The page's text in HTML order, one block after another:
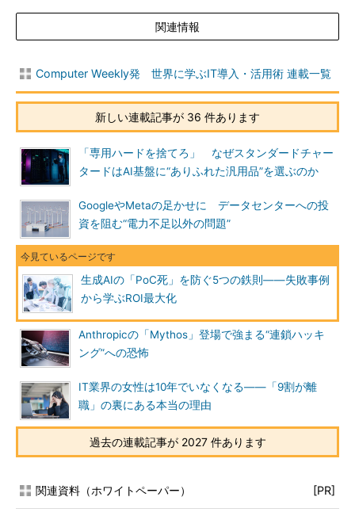
関連情報
Computer Weekly発 世界に学ぶIT導入・活用術 連載一覧
新しい連載記事が 36 件あります
「専用ハードを捨てろ」 なぜスタンダードチャー
タードはAI基盤に“ありふれた汎用品”を選ぶのか
GoogleやMetaの足かせに データセンターへの投
資を阻む“電力不足以外の問題”
生成AIの「PoC死」を防ぐ5つの鉄則――失敗事例
から学ぶROI最大化
Anthropicの「Mythos」登場で強まる“連鎖ハッキ
ング”への恐怖
IT業界の女性は10年でいなくなる――「9割が離
職」の裏にある本当の理由
過去の連載記事が 2027 件あります
関連資料（ホワイトペーパー） [PR]